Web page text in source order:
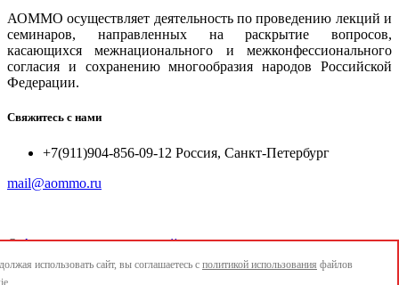
АОММО осуществляет деятельность по проведению лекций и
семинаров, направленных на раскрытие вопросов,
касающихся межнационального и межконфессионального
согласия и сохранению многообразия народов Российской
Федерации.
Свяжитесь с нами
+7(911)904-856-09-12 Россия, Санкт-Петербург
mail@aommo.ru
© Ассоциация организаций по реализации национальных
проектов и достижению национальных целей развития
использовать сайт, вы соглашаетесь с политикой использования файлов